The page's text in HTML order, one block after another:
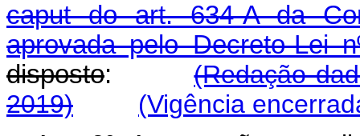
caput do art. 634-A da
aprovada pelo Decreto-Lei
disposto:(Redação
2019)
(Vigência